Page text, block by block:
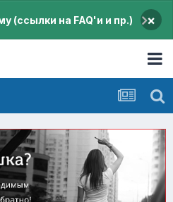
(ссылки на FAQ'и и пр.) ×